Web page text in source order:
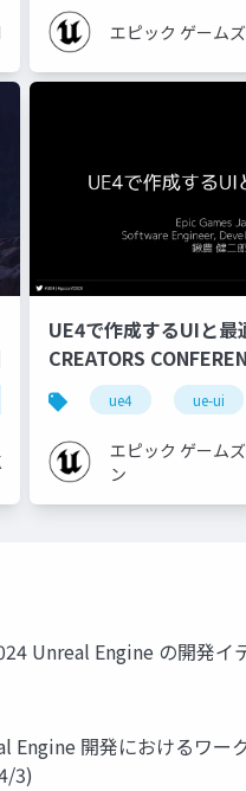
エピック ゲーム
cedec+kyushu
UE4で作成するUIと最
CREATORS
ue4 ue-ui
エピック ゲーム
ン
Unreal Engine の開発
Engine 開発におけるワ
3)